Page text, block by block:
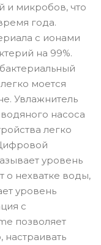
и микробов, что
года.
с ионами
на 99%.
моется
Увлажнитель
насоса
легко
уровень
о нехватке воды,
уровень
с
позволяет
настраивать